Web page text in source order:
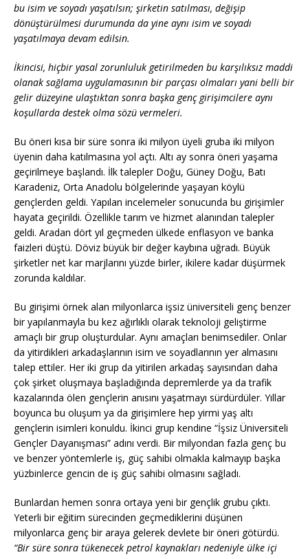
bu isim ve soyadı yaşatılsın; şirketin satılması, değişip
dönüştürülmesi durumunda da yine aynı isim ve soyadı
yaşatılmaya devam edilsin.
İkincisi, hiçbir yasal zorunluluk getirilmeden bu karşılıksız maddi
olanak sağlama uygulamasının bir parçası olmaları yani belli bir
gelir düzeyine ulaştıktan sonra başka genç girişimcilere aynı
koşullarda destek olma sözü vermeleri.
Bu öneri kısa bir süre sonra iki milyon üyeli gruba iki milyon
üyenin daha katılmasına yol açtı. Altı ay sonra öneri yaşama
geçirilmeye başlandı. İlk talepler Doğu, Güney Doğu, Batı
Karadeniz, Orta Anadolu bölgelerinde yaşayan köylü
gençlerden geldi. Yapılan incelemeler sonucunda bu girişimler
hayata geçirildi. Özellikle tarım ve hizmet alanından talepler
geldi. Aradan dört yıl geçmeden ülkede enflasyon ve banka
faizleri düştü. Döviz büyük bir değer kaybına uğradı. Büyük
şirketler net kar marjlarını yüzde birler, ikilere kadar düşürmek
zorunda kaldılar.
Bu girişimi örnek alan milyonlarca işsiz üniversiteli genç benzer
bir yapılanmayla bu kez ağırlıklı olarak teknoloji geliştirme
amaçlı bir grup oluşturdular. Aynı amaçları benimsediler. Onlar
da yitirdikleri arkadaşlarının isim ve soyadlarının yer almasını
talep ettiler. Her iki grup da yitirilen arkadaş sayısından daha
çok şirket oluşmaya başladığında depremlerde ya da trafik
kazalarında ölen gençlerin anısını yaşatmayı sürdürdüler. Yıllar
boyunca bu oluşum ya da girişimlere hep yirmi yaş altı
gençlerin isimleri konuldu. İkinci grup kendine “İşsiz Üniversiteli
Gençler Dayanışması” adını verdi. Bir milyondan fazla genç bu
ve benzer yöntemlerle iş, güç sahibi olmakla kalmayıp başka
yüzbinlerce gencin de iş güç sahibi olmasını sağladı.
Bunlardan hemen sonra ortaya yeni bir gençlik grubu çıktı.
Yeterli bir eğitim sürecinden geçmediklerini düşünen
milyonlarca genç bir araya gelerek devlete bir öneri götürdü.
“Bir süre sonra tükenecek petrol kaynakları nedeniyle ülke içi